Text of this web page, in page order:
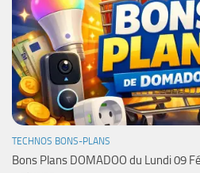
TECHNOS BONS-PLANS
Bons Plans DOMADOO du Lundi 09